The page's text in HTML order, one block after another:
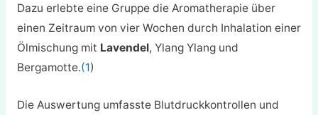
Dazu erlebte eine Gruppe die Aromatherapie über
einen Zeitraum von vier Wochen durch Inhalation einer
Ölmischung mit Lavendel, Ylang Ylang und
Bergamotte.(1)
Die Auswertung umfasste Blutdruckkontrollen und